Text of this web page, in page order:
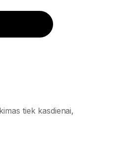
tiek kasdienai,